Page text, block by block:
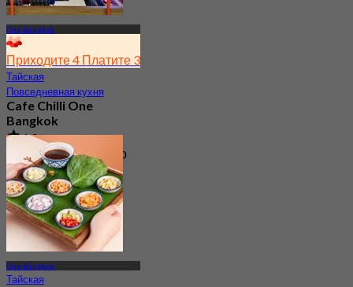
One Bangkok
Приходите 4 Платите 3
Тайская
Повседневная кухня
Cafe Chilli One
Bangkok
4.9
1.2K Забронировано
От฿ 395
One Bangkok
Тайская